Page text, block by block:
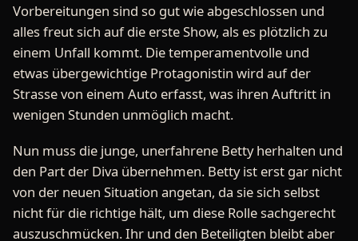
Vorbereitungen sind so gut wie abgeschlossen und
alles freut sich auf die erste Show, als es plötzlich zu
einem Unfall kommt. Die temperamentvolle und
etwas übergewichtige Protagonistin wird auf der
Strasse von einem Auto erfasst, was ihren Auftritt in
wenigen Stunden unmöglich macht.
Nun muss die junge, unerfahrene Betty herhalten und
den Part der Diva übernehmen. Betty ist erst gar nicht
von der neuen Situation angetan, da sie sich selbst
nicht für die richtige hält, um diese Rolle sachgerecht
auszuschmücken. Ihr und den Beteiligten bleibt aber